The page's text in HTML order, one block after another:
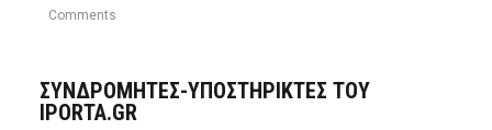
Comments
ΣΥΝΔΡΟΜΗΤΈΣ-ΥΠΟΣΤΗΡΙΚΤΈΣ ΤΟΥ
IPORTA.GR